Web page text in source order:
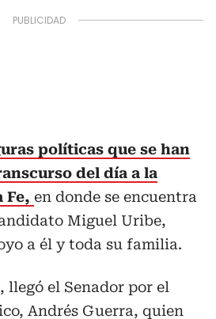
políticas que se han
del día a la
Fe, en donde se encuentra
Miguel Uribe,
a él y toda su familia.
llegó el Senador por el
Andrés Guerra, quien